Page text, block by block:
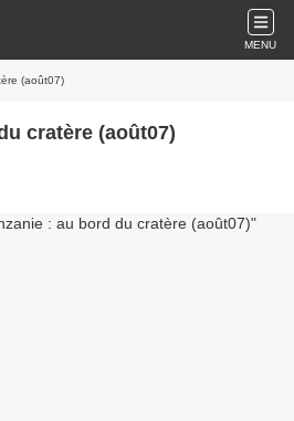
MENU
(août07)
cratère (août07)